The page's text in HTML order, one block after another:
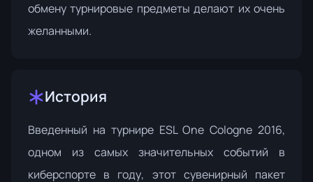
обмену турнировые предметы делают их очень
желанными.
История
Введенный на турнире ESL One Cologne 2016,
одном из самых значительных событий в
киберспорте в году, этот сувенирный пакет